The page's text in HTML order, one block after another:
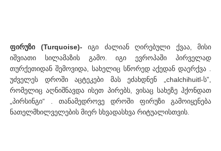
ფირუზი (Turquoise)- იგი ძალიან ღირებული ქვაა, მისი
იშვიათი სილამაზის გამო. იგი ევროპაში პირველად
თურქეთიდან შემოვიდა, სახელიც სწორედ აქედან დაერქვა .
უძველეს დროში აცტეკები მას ეძახდნენ „chalchihuitl-ს”,
რომელიც აღნიშნავდა ისეთ პირებს, ვისაც სახეზე ჰქონდათ
„პირსინგი“ . თანამედროვე დროში ფირუზი გამოიყენება
ნათელმხილველების მიერ სხვადასხვა რიტუალისთვის.